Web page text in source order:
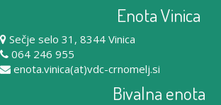
Enota Vinica
Sečje selo 31, 8344 Vinica
064 246 955
enota.vinica(at)vdc-crnomelj.si
Bivalna enota